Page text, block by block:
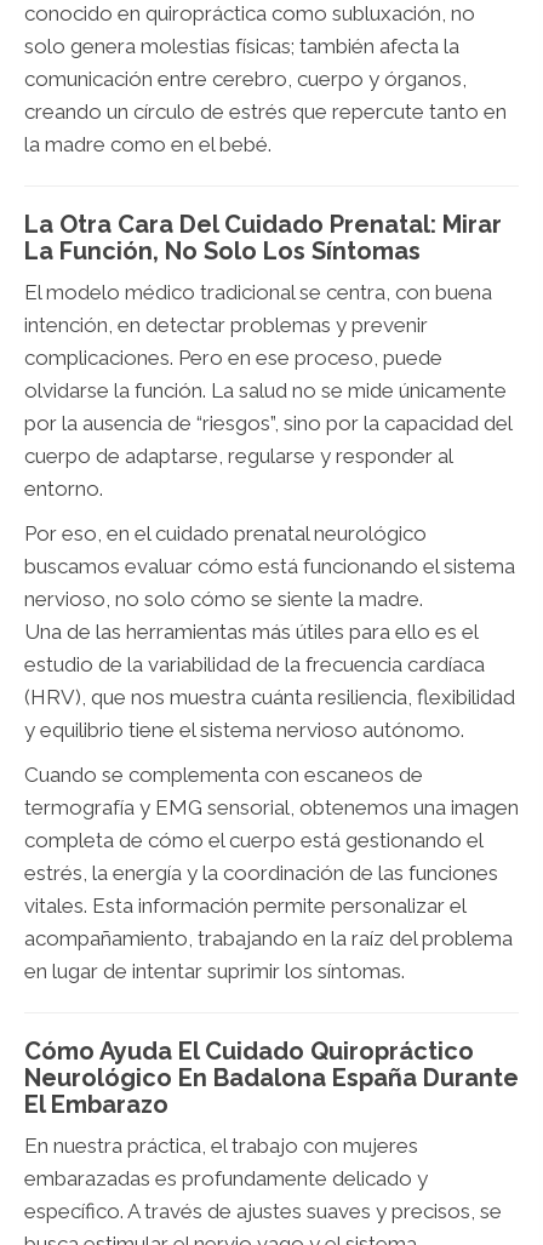
conocido en quiropráctica como subluxación, no
solo genera molestias físicas; también afecta la
comunicación entre cerebro, cuerpo y órganos,
creando un círculo de estrés que repercute tanto en
la madre como en el bebé.
La Otra Cara Del Cuidado Prenatal: Mirar
La Función, No Solo Los Síntomas
El modelo médico tradicional se centra, con buena
intención, en detectar problemas y prevenir
complicaciones. Pero en ese proceso, puede
olvidarse la función. La salud no se mide únicamente
por la ausencia de “riesgos”, sino por la capacidad del
cuerpo de adaptarse, regularse y responder al
entorno.
Por eso, en el cuidado prenatal neurológico
buscamos evaluar cómo está funcionando el sistema
nervioso, no solo cómo se siente la madre.
Una de las herramientas más útiles para ello es el
estudio de la variabilidad de la frecuencia cardíaca
(HRV), que nos muestra cuánta resiliencia, flexibilidad
y equilibrio tiene el sistema nervioso autónomo.
Cuando se complementa con escaneos de
termografía y EMG sensorial, obtenemos una imagen
completa de cómo el cuerpo está gestionando el
estrés, la energía y la coordinación de las funciones
vitales. Esta información permite personalizar el
acompañamiento, trabajando en la raíz del problema
en lugar de intentar suprimir los síntomas.
Cómo Ayuda El Cuidado Quiropráctico
Neurológico En Badalona España Durante
El Embarazo
En nuestra práctica, el trabajo con mujeres
embarazadas es profundamente delicado y
específico. A través de ajustes suaves y precisos, se